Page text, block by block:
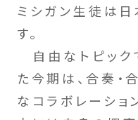
ミシガン生徒は
す。
自由なトピック
た今期は、合奏・
なコラボレーショ